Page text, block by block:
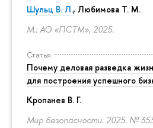
Шульц В. Л., Любимова Т. М.
М.: АО «ПСТМ», 2025.
Статья
Почему деловая разведка
для построения успешного
Кропанев В. Г.
Мир безопасности. 2025. №